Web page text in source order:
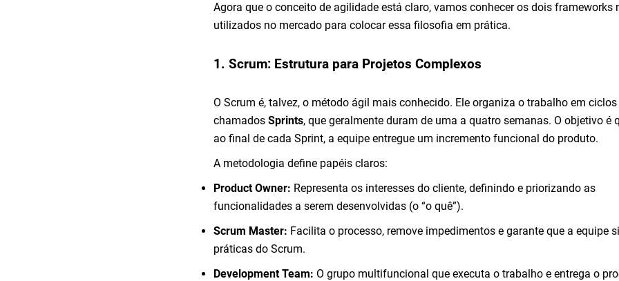
Agora que o conceito de agilidade está claro, vamos conhecer os dois frameworks
utilizados no mercado para colocar essa filosofia em prática.
1. Scrum: Estrutura para Projetos Complexos
O Scrum é, talvez, o método ágil mais conhecido. Ele organiza o trabalho em ciclos
chamadosSprints, que geralmente duram de uma a quatro semanas. O objetivo é
ao final de cada Sprint, a equipe entregue um incremento funcional do produto.
A metodologia define papéis claros:
Product Owner: Representa os interesses do cliente, definindo e priorizando as
funcionalidades a serem desenvolvidas (o “o quê”).
Scrum Master: Facilita o processo, remove impedimentos e garante que a equipe
práticas do Scrum.
Development Team: O grupo multifuncional que executa o trabalho e entrega o